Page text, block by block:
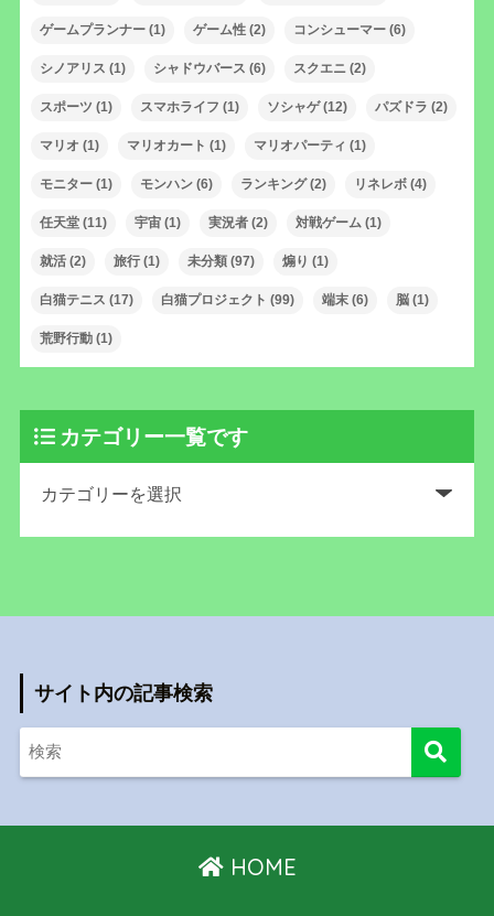
ゲームプランナー(1) ゲーム性(2) コンシューマー(6)
シノアリス (1) シャドウバース (6) スクエニ(2)
スポーツ (1) スマホライフ (1) ソシャゲ(12) パズドラ (2)
マリオ (1) マリオカート (1) マリオパーティ (1)
モニター(1) モンハン(6) ランキング(2) リネレボ(4)
任天堂(11) 宇宙(1) 実況者(2) 対戦ゲーム(1)
就活(2) 旅行(1) 未分類(97) 煽り (1)
白猫テニス (17) 白猫プロジェクト (99) 端末(6) 脳(1)
荒野行動(1)
カテゴリー一覧です
サイト内の記事検索
HOME